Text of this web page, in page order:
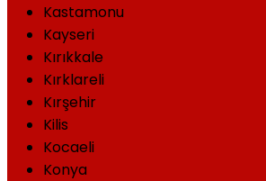
Kastamonu
Kayseri
Kırıkkale
Kırklareli
Kırşehir
Kilis
Kocaeli
Konya